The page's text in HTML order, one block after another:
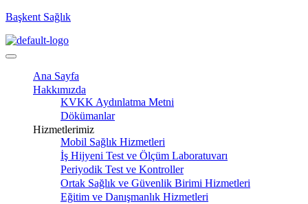
Başkent Sağlık
Ana Sayfa
Hakkımızda
KVKK Aydınlatma Metni
Dökümanlar
Hizmetlerimiz
Mobil Sağlık Hizmetleri
İş Hijyeni Test ve Ölçüm Laboratuvarı
Periyodik Test ve Kontroller
Ortak Sağlık ve Güvenlik Birimi Hizmetleri
Eğitim ve Danışmanlık Hizmetleri